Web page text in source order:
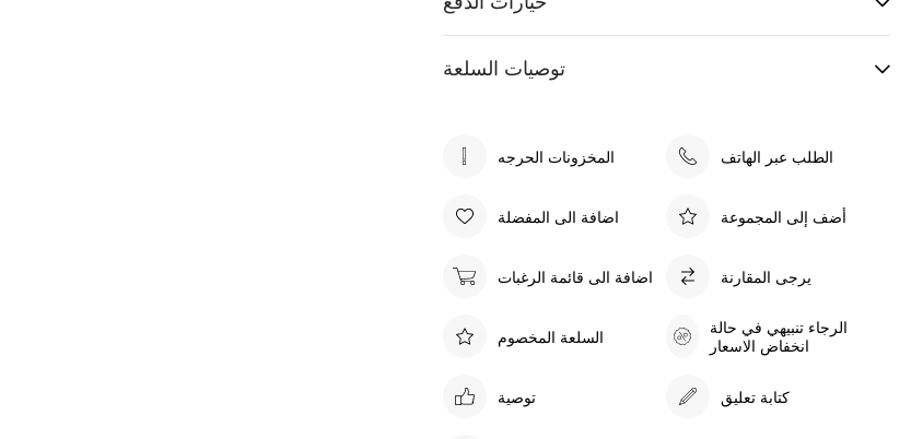
توصيات السلعة
الطلب عبر الهاتف
اضافة الى المفضلة أضف إلى المجموعة
اضافة الى قائمة الرغبات يرجى المقارنة
السلعة المخصوم
الرجاء تنبيهي في حالة
انخفاض الاسعار
توصية كتابة تعليق